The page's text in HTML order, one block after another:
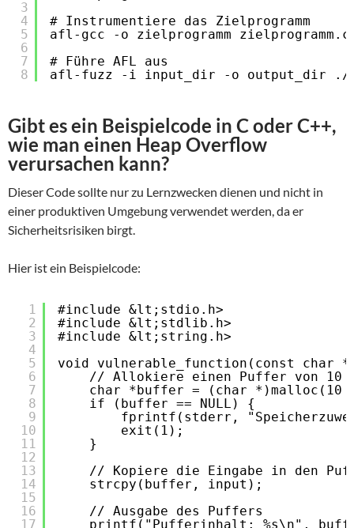
3
4
5
6
7
8
# Instrumentiere das Zielprogramm
afl-gcc -o zielprogramm zielprogramm.c
# Führe AFL aus
afl-fuzz -i input_dir -o output_dir ./
Gibt es ein Beispielcode in C oder C++,
wie man einen Heap Overflow
verursachen kann?
Dieser Code sollte nur zu Lernzwecken dienen und nicht in
einer produktiven Umgebung verwendet werden, da er
Sicherheitsrisiken birgt.
Hier ist ein Beispielcode:
1
2
3
4
5
6
7
8
9
10
11
12
13
14
15
16
17
#include &lt;stdio.h>
#include &lt;stdlib.h>
#include &lt;string.h>
void vulnerable_function(const char
// Allokiere einen Puffer von 10
char *buffer = (char
if (buffer == NULL) {
fprintf(stderr,
exit(1);
}
// Kopiere die Eingabe in den
strcpy(buffer, input);
// Ausgabe des Puffers
printf("Pufferinhalt: %s\n",